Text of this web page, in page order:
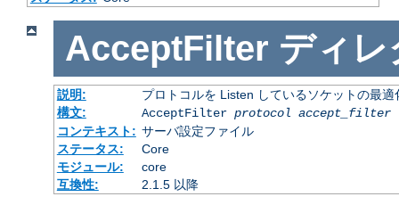
AcceptFilter ディレ
説明:
プロトコルを Listen しているソケットの最適
構文:
AcceptFilter protocol accept_filter
コンテキスト: サーバ設定ファイル
ステータス:
Core
モジュール:
core
互換性:
2.1.5 以降